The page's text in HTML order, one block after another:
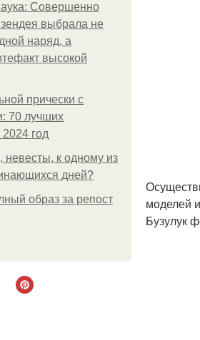
Совершенно
выбрала не
наряд, а
высокой
прически с
70 лучших
год
невесты, к одному из
дней?
образ за репост
моделей
Бузулук